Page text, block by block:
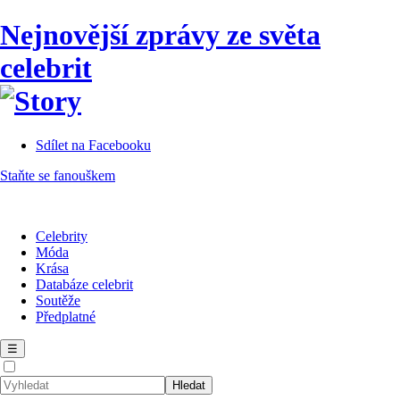
Nejnovější zprávy ze světa
celebrit
Sdílet na Facebooku
Staňte se fanouškem
Celebrity
Móda
Krása
Databáze celebrit
Soutěže
Předplatné
☰